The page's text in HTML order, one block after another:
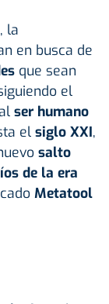
, la
en busca de
que sean
el
ser humano
el siglo XXI,
salto
de la era
Metatool